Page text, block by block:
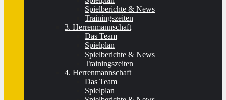
Spielberichte & News
Trainingszeiten
3. Herrenmannschaft
Das Team
Spielplan
Spielberichte & News
Trainingszeiten
4. Herrenmannschaft
Das Team
Spielplan